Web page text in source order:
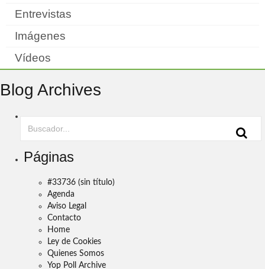
Entrevistas
Imágenes
Vídeos
Blog Archives
Páginas
#33736 (sin título)
Agenda
Aviso Legal
Contacto
Home
Ley de Cookies
Quienes Somos
Yop Poll Archive